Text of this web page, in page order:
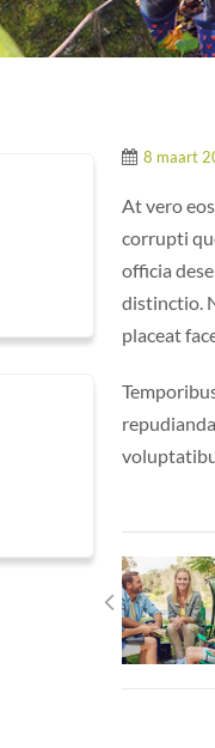
8 maart
At vero
corrupti
officia
distinctio.
placeat